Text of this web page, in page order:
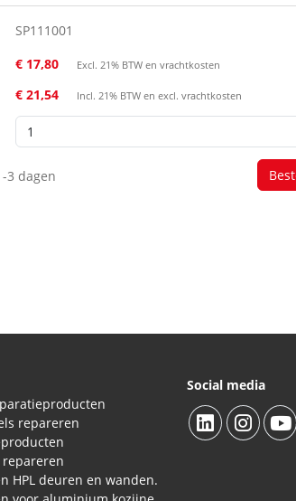
SP111001
€ 17,80 Excl. 21% BTW en vrachtkosten
€ 21,54 Incl. 21% BTW en excl. vrachtkosten
3 dagen
repareren
HPL deuren en wanden.
Social media